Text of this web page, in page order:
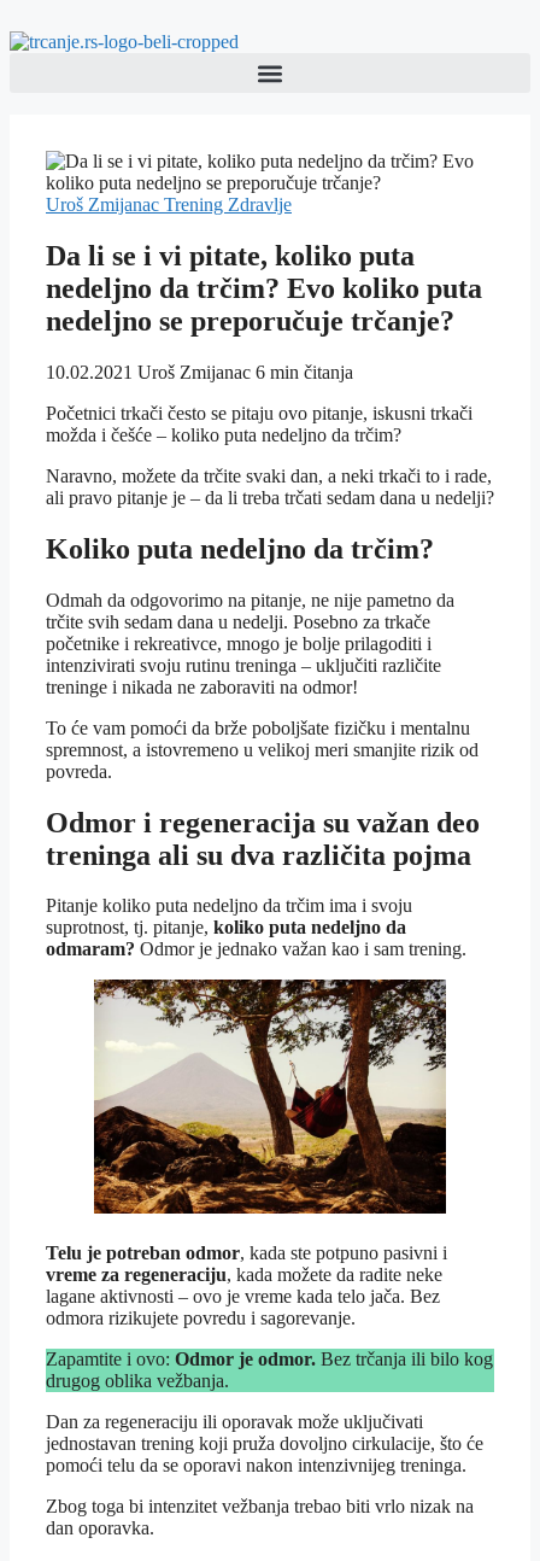
Uroš Zmijanac Trening Zdravlje
Da li se i vi pitate, koliko puta
nedeljno da trčim? Evo koliko puta
nedeljno se preporučuje trčanje?
10.02.2021 Uroš Zmijanac 6 min čitanja
Početnici trkači često se pitaju ovo pitanje, iskusni trkači
možda i češće – koliko puta nedeljno da trčim?
Naravno, možete da trčite svaki dan, a neki trkači to i rade,
ali pravo pitanje je – da li treba trčati sedam dana u nedelji?
Koliko puta nedeljno da trčim?
Odmah da odgovorimo na pitanje, ne nije pametno da
trčite svih sedam dana u nedelji. Posebno za trkače
početnike i rekreativce, mnogo je bolje prilagoditi i
intenzivirati svoju rutinu treninga – uključiti različite
treninge i nikada ne zaboraviti na odmor!
To će vam pomoći da brže poboljšate fizičku i mentalnu
spremnost, a istovremeno u velikoj meri smanjite rizik od
povreda.
Odmor i regeneracija su važan deo
treninga ali su dva različita pojma
Pitanje koliko puta nedeljno da trčim ima i svoju
suprotnost, tj. pitanje, koliko puta nedeljno da
odmaram? Odmor je jednako važan kao i sam trening.
Telu je potreban odmor, kada ste potpuno pasivni i
vreme za regeneraciju, kada možete da radite neke
lagane aktivnosti – ovo je vreme kada telo jača. Bez
odmora rizikujete povredu i sagorevanje.
Zapamtite i ovo: Odmor je odmor. Bez trčanja ili bilo kog
drugog oblika vežbanja.
Dan za regeneraciju ili oporavak može uključivati
jednostavan trening koji pruža dovoljno cirkulacije, što će
pomoći telu da se oporavi nakon intenzivnijeg treninga.
Zbog toga bi intenzitet vežbanja trebao biti vrlo nizak na
dan oporavka.